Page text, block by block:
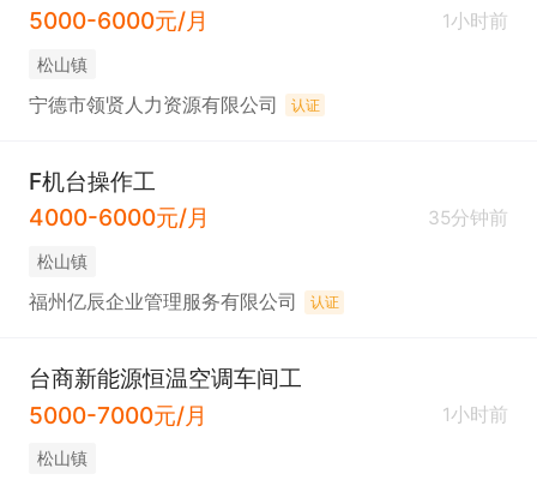
5000-6000元/月
1小时前
松山镇
宁德市领贤人力资源有限公司 认证
F机台操作工
4000-6000元/月
35分钟前
松山镇
福州亿辰企业管理服务有限公司 认证
台商新能源恒温空调车间工
5000-7000元/月
1小时前
松山镇